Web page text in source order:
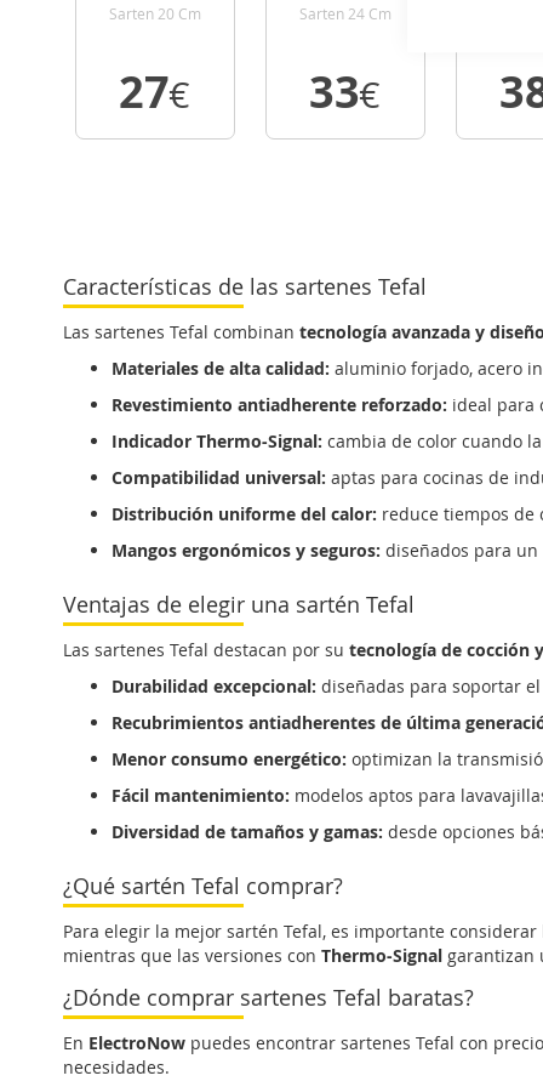
G3330243
Sarten 20 Cm
27€
G3330443
Sarten 24 Cm
33€
Características de las sartenes Tefal
Las sartenes Tefal combinan tecnología avanzada y
Materiales de alta calidad: aluminio forjado, acero
Revestimiento antiadherente reforzado: ideal para
Indicador Thermo-Signal: cambia de color cuando
Compatibilidad universal: aptas para cocinas de
Distribución uniforme del calor: reduce tiempos de
Mangos ergonómicos y seguros: diseñados para un
Ventajas de elegir una sartén Tefal
Las sartenes Tefal destacan por su tecnología de cocción
Durabilidad excepcional: diseñadas para soportar
Recubrimientos antiadherentes de última
Menor consumo energético: optimizan la
Fácil mantenimiento: modelos aptos para
Diversidad de tamaños y gamas: desde opciones
¿Qué sartén Tefal comprar?
Para elegir la mejor sartén Tefal, es importante considerar
mientras que las versiones con Thermo-Signal garantizan
¿Dónde comprar sartenes Tefal baratas?
En ElectroNow puedes encontrar sartenes Tefal con
necesidades.